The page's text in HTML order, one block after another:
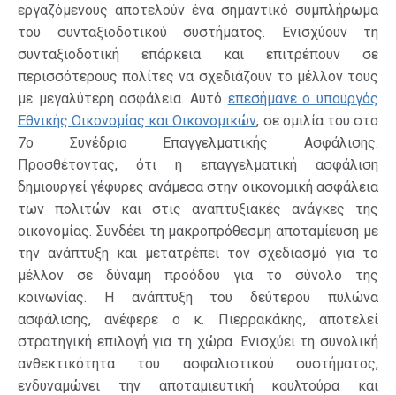
εργαζόμενους αποτελούν ένα σημαντικό συμπλήρωμα
του συνταξιοδοτικού συστήματος. Ενισχύουν τη
συνταξιοδοτική επάρκεια και επιτρέπουν σε
περισσότερους πολίτες να σχεδιάζουν το μέλλον τους
με μεγαλύτερη ασφάλεια. Αυτό επεσήμανε ο υπουργός
Εθνικής Οικονομίας και Οικονομικών, σε ομιλία του στο
7ο Συνέδριο Επαγγελματικής Ασφάλισης.
Προσθέτοντας, ότι η επαγγελματική ασφάλιση
δημιουργεί γέφυρες ανάμεσα στην οικονομική ασφάλεια
των πολιτών και στις αναπτυξιακές ανάγκες της
οικονομίας. Συνδέει τη μακροπρόθεσμη αποταμίευση με
την ανάπτυξη και μετατρέπει τον σχεδιασμό για το
μέλλον σε δύναμη προόδου για το σύνολο της
κοινωνίας. Η ανάπτυξη του δεύτερου πυλώνα
ασφάλισης, ανέφερε ο κ. Πιερρακάκης, αποτελεί
στρατηγική επιλογή για τη χώρα. Ενισχύει τη συνολική
ανθεκτικότητα του ασφαλιστικού συστήματος,
ενδυναμώνει την αποταμιευτική κουλτούρα και